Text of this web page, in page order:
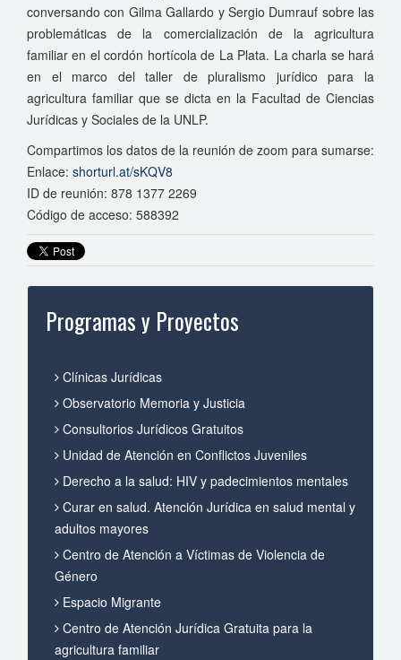
conversando con Gilma Gallardo y Sergio Dumrauf sobre las
problemáticas de la comercialización de la agricultura
familiar en el cordón hortícola de La Plata. La charla se hará
en el marco del taller de pluralismo jurídico para la
agricultura familiar que se dicta en la Facultad de Ciencias
Jurídicas y Sociales de la UNLP.
Compartimos los datos de la reunión de zoom para sumarse:
Enlace: shorturl.at/sKQV8
ID de reunión: 878 1377 2269
Código de acceso: 588392
Programas y Proyectos
Clínicas Jurídicas
Observatorio Memoria y Justicia
Consultorios Jurídicos Gratuitos
Unidad de Atención en Conflictos Juveniles
Derecho a la salud: HIV y padecimientos mentales
Curar en salud. Atención Jurídica en salud mental y
adultos mayores
Centro de Atención a Víctimas de Violencia de
Género
Espacio Migrante
Centro de Atención Jurídica Gratuita para la
agricultura familiar